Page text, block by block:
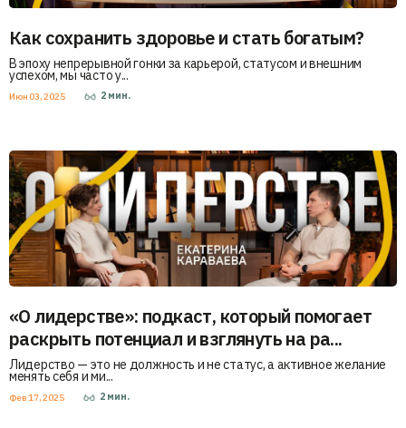
Как сохранить здоровье и стать богатым?
В эпоху непрерывной гонки за карьерой, статусом и внешним
успехом, мы часто у...
Июн 03, 2025 2 мин.
«О лидерстве»: подкаст, который помогает
раскрыть потенциал и взглянуть на ра...
Лидерство — это не должность и не статус, а активное желание
менять себя и ми...
Фев 17, 2025 2 мин.